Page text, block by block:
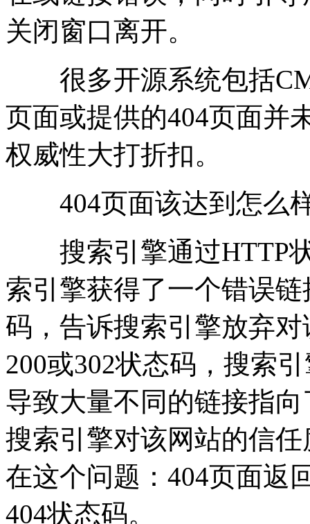
关闭窗口离开。
很多开源系统包括
页面或提供的404页面并
权威性大打折扣。
404页面该达到怎么样
搜索引擎通过HTTP状
索引擎获得了一个错误
码，告诉搜索引擎放弃
200或302状态码，搜索
导致大量不同的链接指
搜索引擎对该网站的信
在这个问题：404页面返
404状态码。